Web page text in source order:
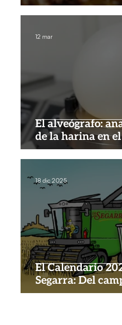
El alveógrafo:
de la harina en
12 mar
El Calendario
Segarra: Del
18 dic 2025